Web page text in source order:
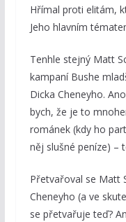
Hřímal proti elitám,
Jeho hlavním
Tenhle stejný Matt
kampaní Bushe
Dicka Cheneyho.
bych, že je to
románek (kdy ho
něj slušné peníze) –
Přetvařoval se Matt
Cheneyho (a ve
se přetvařuje teď?